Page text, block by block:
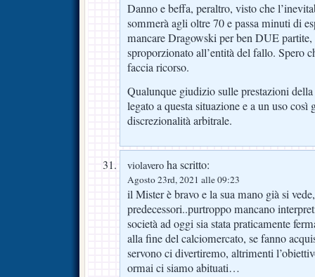
Danno e beffa, peraltro, visto che
sommerà agli oltre 70 e passa minuti di
mancare Dragowski per ben DUE
sproporzionato all’entità del fallo. Spero
faccia ricorso.
Qualunque giudizio sulle prestazioni
legato a questa situazione e a un uso così
discrezionalità arbitrale.
violavero ha scritto:
Agosto 23rd, 2021 alle 09:23
il Mister è bravo e la sua mano già si
predecessori..purtroppo mancano
società ad oggi sia stata praticamente
alla fine del calciomercato, se fanno
servono ci divertiremo, altrimenti
ormai ci siamo abituati…